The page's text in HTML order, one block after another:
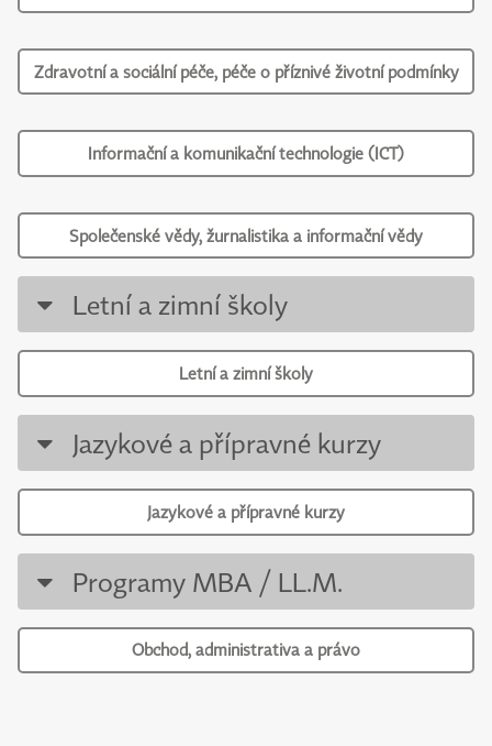
Zdravotní a sociální péče, péče o příznivé životní podmínky
Informační a komunikační technologie (ICT)
Společenské vědy, žurnalistika a informační vědy
Letní a zimní školy
Letní a zimní školy
Jazykové a přípravné kurzy
Jazykové a přípravné kurzy
Programy MBA / LL.M.
Obchod, administrativa a právo